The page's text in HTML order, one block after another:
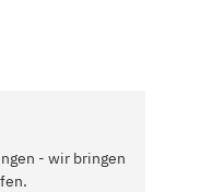
- wir bringen